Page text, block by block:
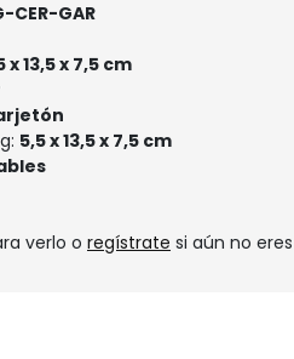
CER-GAR
x 13,5 x 7,5 cm
5,5 x 13,5 x 7,5 cm
verlo o regístrate si aún no